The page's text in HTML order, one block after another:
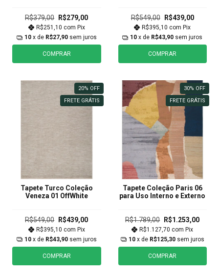
R$379,00 R$279,00
R$251,10 com Pix
10 x de R$27,90 sem juros
COMPRAR
R$549,00 R$439,00
R$395,10com Pix
10 x de R$43,90 sem juros
COMPRAR
20% OFF
FRETE GRÁTIS
Tapete Turco Coleção
Veneza 01 OffWhite
R$549,00 R$439,00
R$395,10 com Pix
10 x de R$43,90 sem juros
COMPRAR
30% OFF
FRETE GRÁTIS
Tapete Coleção Paris 06
para Uso Interno e Externo
R$1.789,00 R$1.253,00
R$1.127,70com Pix
10 x de R$125,30 sem juros
COMPRAR